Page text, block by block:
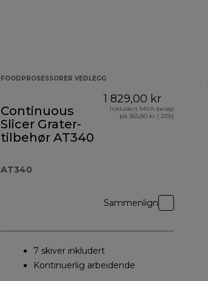
FOODPROSESSORER VEDLEGG
Continuous
Slicer Grater-
tilbehør AT340
AT340
1 829,00 kr
Inkludert MVA-beløp
på 365,80 kr ( 25%)
Sammenlign
7 skiver inkludert
Kontinuerlig arbeidende